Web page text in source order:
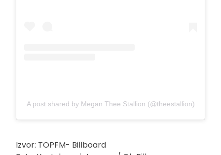
A post shared by Megan Thee Stallion (@theestallion)
Izvor: TOPFM- Billboard